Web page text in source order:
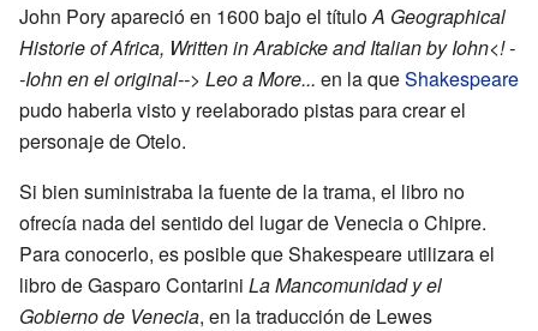
John Pory apareció en 1600 bajo el títuloA Geographical
Historie of Africa, Written in Arabicke and Italian by Iohn<! -
-Iohn en el original--> Leo a More... en la queShakespeare
pudo haberla visto y reelaborado pistas para crear el
personaje de Otelo.
Si bien suministraba la fuente de la trama, el libro no
ofrecía nada del sentido del lugar de Venecia o Chipre.
Para conocerlo, es posible que Shakespeare utilizara el
libro de Gasparo Contarini La Mancomunidad y el
Gobierno de Venecia, en la traducción de Lewes